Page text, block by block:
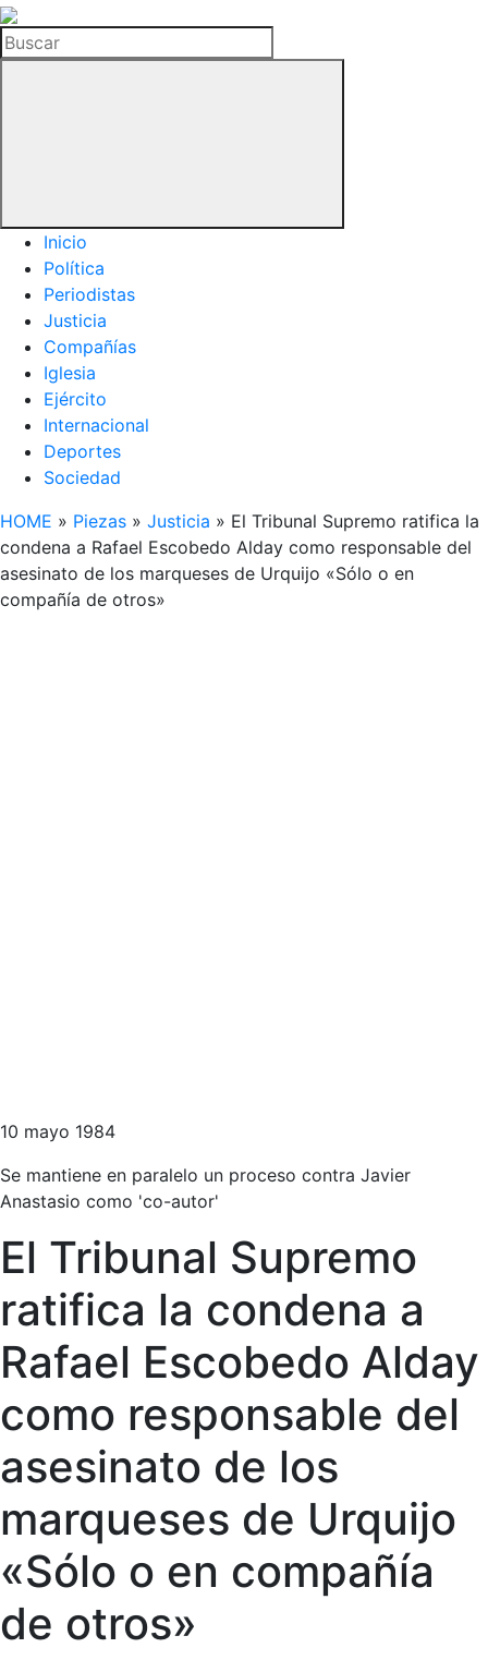
La
Hemeroteca
del
Buscar
Inicio
Política
Periodistas
Justicia
Compañías
Iglesia
Ejército
Internacional
Deportes
Sociedad
HOME » Piezas » Justicia » El Tribunal Supremo ratifica la
condena a Rafael Escobedo Alday como responsable del
asesinato de los marqueses de Urquijo «Sólo o en
compañía de otros»
10 mayo 1984
Se mantiene en paralelo un proceso contra Javier
Anastasio como 'co-autor'
El Tribunal Supremo
ratifica la condena a
Rafael Escobedo Alday
como responsable del
asesinato de los
marqueses de Urquijo
«Sólo o en compañía
de otros»